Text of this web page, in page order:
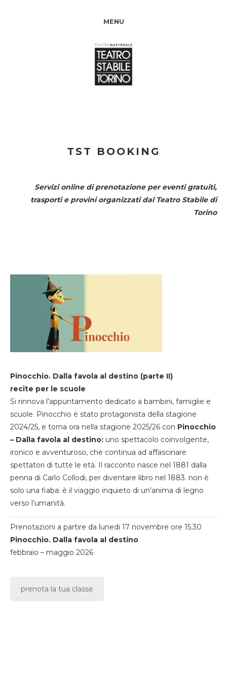
MENU
TST BOOKING
Servizi online di prenotazione per eventi gratuiti,
trasporti e provini organizzati dal Teatro Stabile di
Torino
Pinocchio. Dalla favola al destino (parte II)
recite per le scuole
Si rinnova l’appuntamento dedicato a bambini, famiglie e
scuole. Pinocchio è stato protagonista della stagione
2024/25, e torna ora nella stagione 2025/26 con Pinocchio
– Dalla favola al destino: uno spettacolo coinvolgente,
ironico e avventuroso, che continua ad affascinare
spettatori di tutte le età. Il racconto nasce nel 1881 dalla
penna di Carlo Collodi, per diventare libro nel 1883. non è
solo una fiaba: è il viaggio inquieto di un’anima di legno
verso l’umanità.
Prenotazioni a partire da lunedi 17 novembre ore 15.30
Pinocchio. Dalla favola al destino
febbraio – maggio 2026
prenota la tua classe